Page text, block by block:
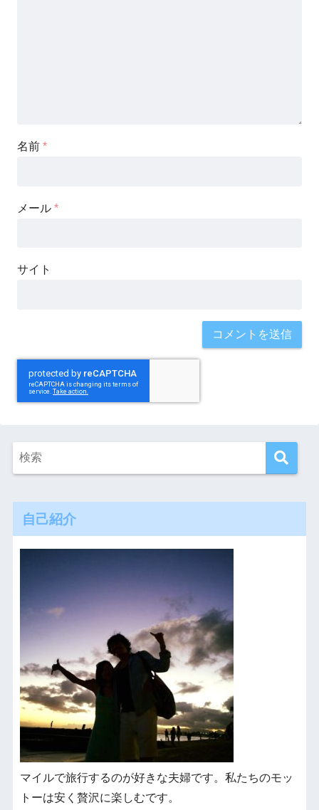
名前 *
メール *
サイト
自己紹介
マイルで旅行するのが好きな夫婦です。私たちのモッ
トーは安く贅沢に楽しむです。